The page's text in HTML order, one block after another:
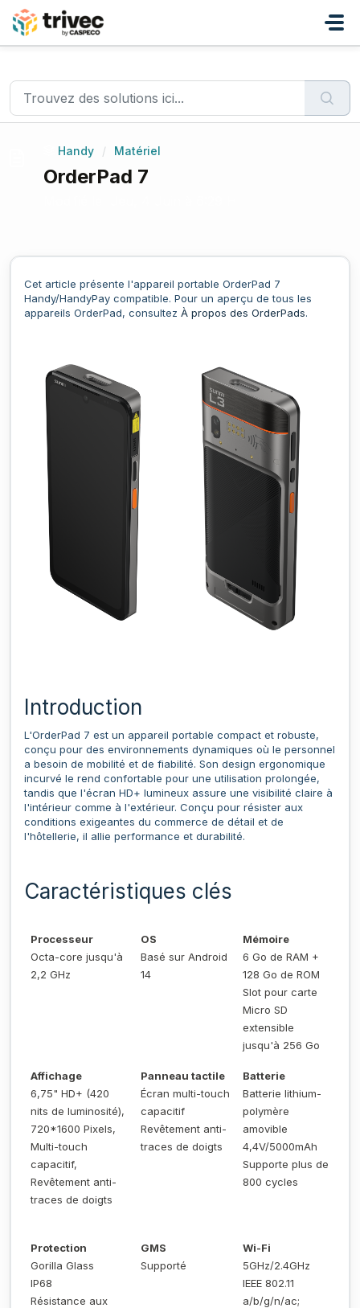
Passer au contenu principal
Handy / Matériel
OrderPad 7
Cet article présente l'appareil portable OrderPad 7
Handy/HandyPay compatible. Pour un aperçu de tous les
appareils OrderPad, consultez À propos des OrderPads.
Introduction
L'OrderPad 7 est un appareil portable compact et robuste,
conçu pour des environnements dynamiques où le personnel
a besoin de mobilité et de fiabilité. Son design ergonomique
incurvé le rend confortable pour une utilisation prolongée,
tandis que l'écran HD+ lumineux assure une visibilité claire à
l'intérieur comme à l'extérieur. Conçu pour résister aux
conditions exigeantes du commerce de détail et de
l'hôtellerie, il allie performance et durabilité.
Caractéristiques clés
Processeur
Octa-core jusqu'à
2,2 GHz
OS
Basé sur Android
14
Mémoire
6 Go de RAM +
128 Go de ROM
Slot pour carte
Micro SD
extensible
jusqu'à 256 Go
Affichage
6,75" HD+ (420
nits de luminosité),
720*1600 Pixels,
Multi-touch
capacitif,
Revêtement anti-
traces de doigts
Panneau tactile
Écran multi-touch
capacitif
Revêtement anti-
traces de doigts
Batterie
Batterie lithium-
polymère
amovible
4,4V/5000mAh
Supporte plus de
800 cycles
Protection
Gorilla Glass
IP68
Résistance aux
GMS
Supporté
Wi-Fi
5GHz/2.4GHz
IEEE 802.11
a/b/g/n/ac;